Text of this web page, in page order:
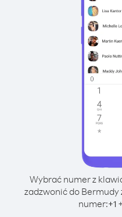
Wybrać numer z
zadzwonić do
numer:+1 +